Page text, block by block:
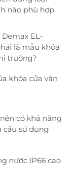
nào phù hợp
EL-
là mẫu khóa
trường?
khóa cửa vân
có khả năng
cầu sử dụng
nước IP66 cao